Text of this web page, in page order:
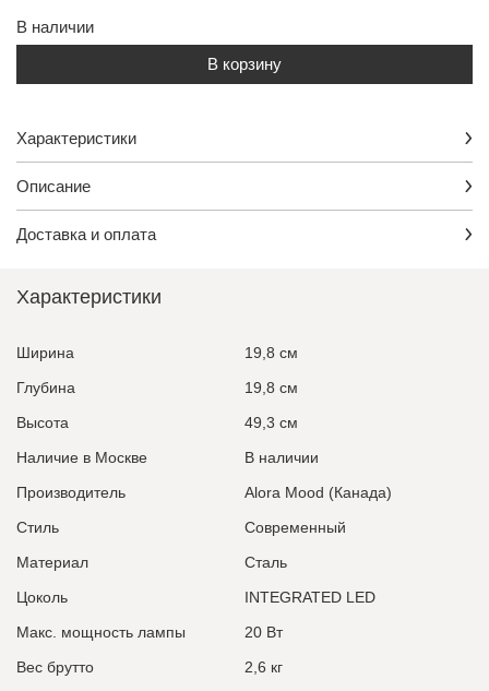
В наличии
В корзину
Характеристики
Описание
Доставка и оплата
Характеристики
Ширина
19,8 см
Глубина
19,8 см
Высота
49,3 см
Наличие в Москве
В наличии
Производитель
Alora Mood (Канада)
Стиль
Современный
Материал
Сталь
Цоколь
INTEGRATED LED
Макс. мощность лампы
20 Вт
Вес брутто
2,6 кг